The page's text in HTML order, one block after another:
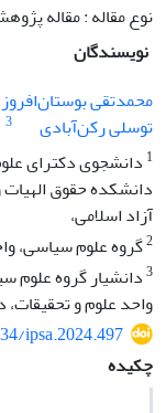
نوع مقاله : مقاله
نویسندگان
محمدتقی بوستان‌افروز
توسلی رکن‌آبادی
3
1 دانشجوی دکترای
دانشکده حقوق
آزاد اسلامی،
2گروه علوم سیاسی،
3دانشیار گروه علوم
واحد علوم و تحقیقات،
ipsa.2024.497
چکیده